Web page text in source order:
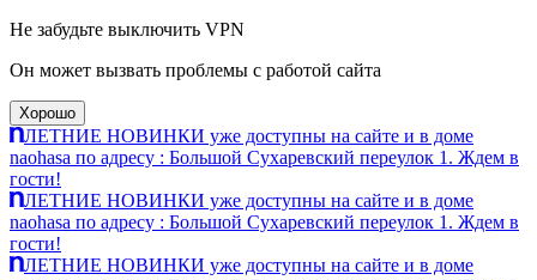
Не забудьте выключить VPN
Он может вызвать проблемы с работой сайта
Хорошо
ЛЕТНИЕ НОВИНКИ уже доступны на сайте и в доме
naohasa по адресу : Большой Сухаревский переулок 1. Ждем в
гости!
ЛЕТНИЕ НОВИНКИ уже доступны на сайте и в доме
naohasa по адресу : Большой Сухаревский переулок 1. Ждем в
гости!
ЛЕТНИЕ НОВИНКИ уже доступны на сайте и в доме